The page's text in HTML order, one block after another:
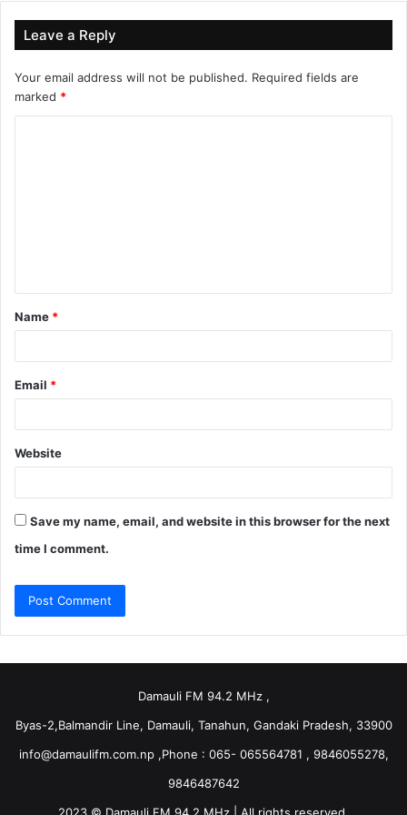
Leave a Reply
Your email address will not be published. Required fields are
marked *
t
*
Name *
Email *
Website
Save my name, email, and website in this browser for the next
time I comment.
Damauli FM 94.2 MHz ,
Byas-2,Balmandir Line, Damauli, Tanahun, Gandaki Pradesh, 33900
info@damaulifm.com.np,Phone : 065- 065564781 , 9846055278,
9846487642